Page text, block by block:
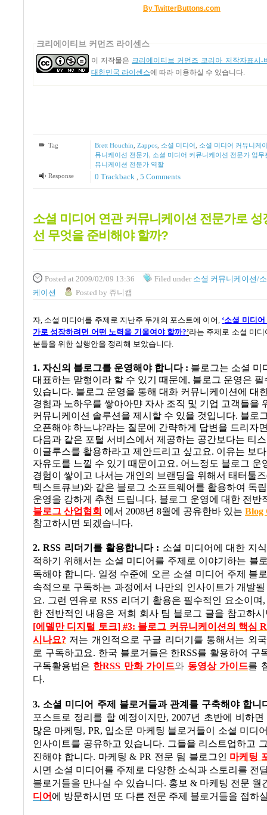
By TwitterButtons.com
크리에이티브 커먼즈 라이센스
이 저작물은 크리에이티브 커먼즈 코리아 저작자표시-
대한민국 라이센스에 따라 이용하실 수 있습니다.
Tag Brett Houchin Zappos, 소셜 미디어
소셜 미디어 커뮤니케
뮤니케이션 전문가, 소셜 미디어 커뮤니케이션 전문가 업무
뮤니케이션 전문가 역할
Response
0 Trackback , 5 Comments
소셜 미디어 연관 커뮤니케이션 전문가로 성
선 무엇을 준비해야 할까?
Posted at 2009/02/09 13:36 Filed under 소셜 커뮤니케이션/
케이션
Posted by 쥬니캡
자 소셜 미디어를 주제로 지난주 두개의 포스트에 이어 ‘소셜 미디
가로 성장하려면 어떤 노력을 기울여야 할까?’라는 주제로 소셜 미
분들을 위한 실행안을 정리해 보았습니다
1. 자신의 블로그를 운영해야 합니다: 블로그는 소셜 미
대표하는 맏형이라 할 수 있기 때문에 , 블로그 운영은 필
있습니다. 블로그 운영을 통해 대화 커뮤니케이션에 대
경험과 노하우를 쌓아아먄 자사 조직 및 기업 고객들을
커뮤니케이션 솔루션을 제시할 수 있을 것입니다. 블로
오픈해야 하느냐?라는 질문에 간략하게 답변을 드리자
다음과 같은 포털 서비스에서 제공하는 공간보다는 티
이글루스를 활용하라고 제안드리고 싶고요. 이유는 보
자유도를 느낄 수 있기 때문이고요. 어느정도 블로그 운
경험이 쌓이고 나서는 개인의 브랜딩을 위해서 태터툴즈
텍스트큐브)와 같은 블로그 소프트웨어를 활용하여 독
운영을 강하게 추천 드립니다. 블로그 운영에 대한 전반
블로그 산업 협 회 에서 2008년 8월에 공유한바 있는 Blog
참고하시면 되겠습니다.
2. RSS 리더기를 활용합니다: 소셜 미디어에 대한 지
적하기 위해서는 소셜 미디어를 주제로 이야기하는 블
독해야 합니다. 일정 수준에 오른 소셜 미디어 주제 블
속적으로 구독하는 과정에서 나만의 인사이트가 개발
요. 그런 연유로 RSS 리더기 활용은 필수적인 요소이며
한 전반적인 내용은 저희 회사 팀 블로그 글을 참고하
[에델만 디지털 토크] #3: 블로그 커뮤니케이션의 핵심
시나요? 저는 개인적으로 구글 리더기를 통해서는 외
로 구독하고요. 한국 블로거들은 한RSS를 활용하여 구
구독활용법은 한RSS 만화 가이드와 동영상 가이드를
다.
3. 소셜 미디어 주제 블로거들과 관계를 구축해야 합니
포스트로 정리를 할 예정이지만, 2007년 초반에 비하면
많은 마케팅, PR, 입소문 마케팅 블로거들이 소셜 미디
인사이트를 공유하고 있습니다. 그들을 리스트업하고
진해야 합니다. 마케팅 & PR 전문 팀 블로그인 마케팅
시면 소셜 미디어를 주제로 다양한 소식과 스토리를 전
블로거들을 만나실 수 있습니다. 홍보 & 마케팅 전문 월
디어 에 방문하시면 또 다른 전문 주제 블로거들을 접하